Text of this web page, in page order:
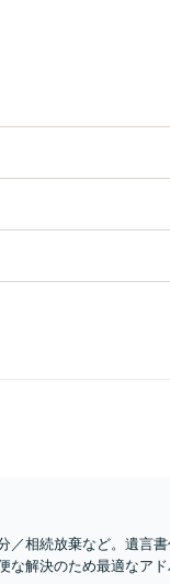
／相続放棄など。遺言
な解決のため最適なア